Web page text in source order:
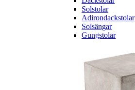
Solstolar
Adirondackstolar
Solsängar
Gungstolar